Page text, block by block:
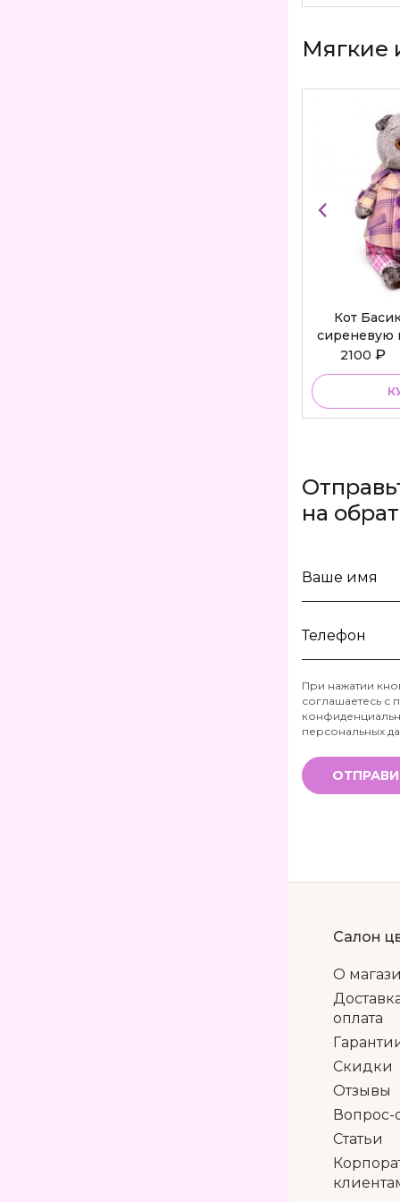
Мягкие
Кот
сиреневую
2100₽
на
Ваше
Телефон
*
При нажатии
соглашаетесь с
персональных
Салон
О
оплата
Скидки
Отзывы
Вопрос-
Статьи